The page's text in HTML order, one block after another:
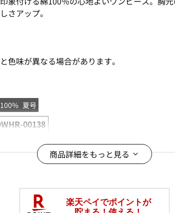
さアップ。
色味が異なる場合があります。
夏号
00138
商品詳細をもっと見る